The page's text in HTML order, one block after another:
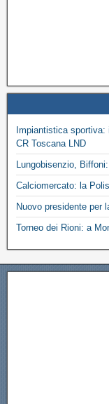
Impiantistica sportiva:
CR Toscana LND
Lungobisenzio,
Calciomercato: la
Nuovo presidente per
Torneo dei Rioni: a